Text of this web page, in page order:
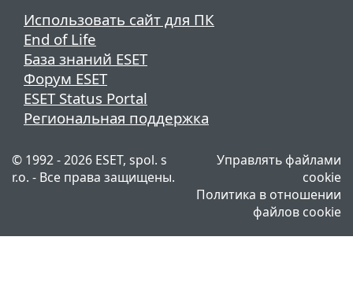
Использовать сайт для ПК
End of Life
База знаний ESET
Форум ESET
ESET Status Portal
Региональная поддержка
© 1992 - 2026 ESET, spol. s
r.o. - Все права защищены.
Управлять файлами
cookie
Политика в отношении
файлов cookie